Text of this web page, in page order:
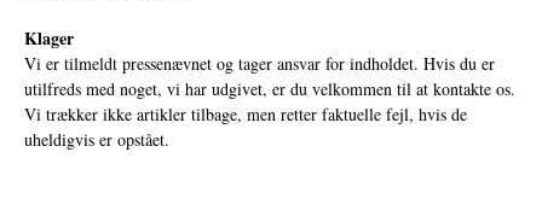
Klager
Vi er tilmeldt pressenævnet og tager ansvar for indholdet. Hvis du er
utilfreds med noget, vi har udgivet, er du velkommen til at kontakte os.
Vi trækker ikke artikler tilbage, men retter faktuelle fejl, hvis de
uheldigvis er opstået.